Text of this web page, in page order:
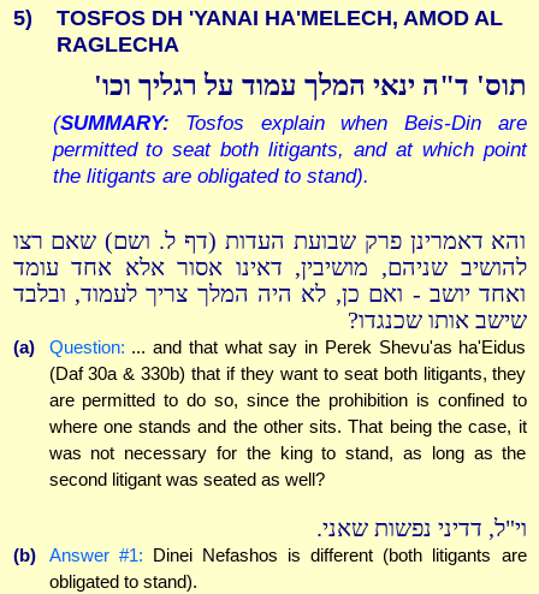
5)
TOSFOS DH 'YANAI HA'MELECH, AMOD AL
RAGLECHA
תוס' ד"ה ינאי המלך עמוד על רגליך וכו'
(SUMMARY: Tosfos explain when Beis-Din are
permitted to seat both litigants, and at which point
the litigants are obligated to stand).
והא דאמרינן פרק שבועת העדות (דף ל. ושם) שאם רצו
להושיב שניהם, מושיבין, דאינו אסור אלא אחד עומד
ואחד יושב - ואם כן, לא היה המלך צריך לעמוד, ובלבד
שישב אותו שכנגדו?
(a) Question: ... and that what say in Perek Shevu'as ha'Eidus
(Daf 30a & 330b) that if they want to seat both litigants, they
are permitted to do so, since the prohibition is confined to
where one stands and the other sits. That being the case, it
was not necessary for the king to stand, as long as the
second litigant was seated as well?
וי"ל, דדיני נפשות שאני.
(b) Answer #1: Dinei Nefashos is different (both litigants are
obligated to stand).